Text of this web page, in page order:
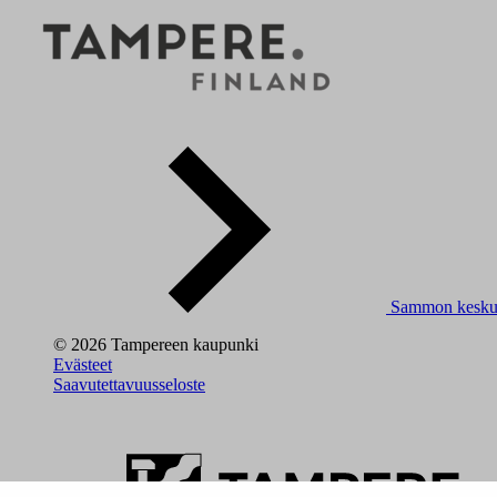
Sammon
© 2026 Tampereen kaupunki
Evästeet
Saavutettavuusseloste